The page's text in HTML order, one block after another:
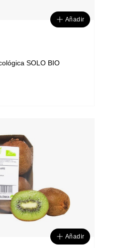
Añadir
berenjena negra ecológica SOLO BIO
Añadir